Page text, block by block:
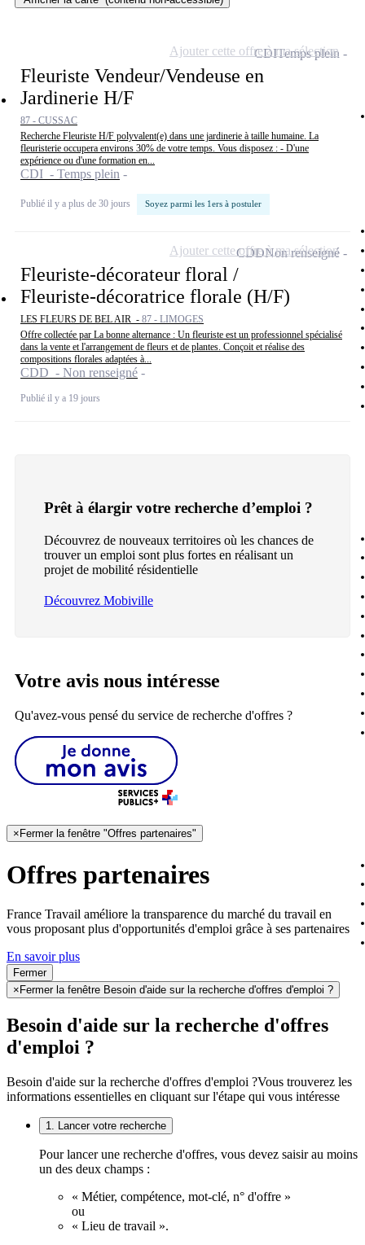
Fleuriste Vendeur/Vendeuse en
Jardinerie H/F
87 - CUSSAC
Recherche Fleuriste H/F polyvalent(e) dans une jardinerie à taille humaine. La
fleuristerie occupera environs 30% de votre temps. Vous disposez : - D'une
expérience ou d'une formation en...
CDI - Temps plein
Publié il y a plus de 30 jours Soyez parmi les 1ers à postuler
CDITemps plein
Ajouter cette offre à ma sélection
Fleuriste-décorateur floral /
Fleuriste-décoratrice florale (H/F)
LES FLEURS DE BEL AIR - 87 - LIMOGES
Offre collectée par La bonne alternance : Un fleuriste est un professionnel spécialisé
dans la vente et l'arrangement de fleurs et de plantes. Conçoit et réalise des
compositions florales adaptées à...
CDD - Non renseigné
Publié il y a 19 jours
CDDNon renseigné
Ajouter cette offre à ma sélection
Prêt à élargir votre recherche d’emploi ?
Découvrez de nouveaux territoires où les chances de
trouver un emploi sont plus fortes en réalisant un
projet de mobilité résidentielle
Découvrez Mobiville
Votre avis nous intéresse
Qu'avez-vous pensé du service de recherche d'offres ?
× Fermer la fenêtre "Offres partenaires"
Offres partenaires
France Travail améliore la transparence du marché du travail en
vous proposant plus d'opportunités d'emploi grâce à ses partenaires
En savoir plus
Fermer
× Fermer la fenêtre Besoin d'aide sur la recherche d'offres d'emploi ?
Besoin d'aide sur la recherche d'offres
d'emploi ?
Besoin d'aide sur la recherche d'offres d'emploi ?Vous trouverez les
informations essentielles en cliquant sur l'étape qui vous intéresse
1. Lancer votre recherche
Pour lancer une recherche d'offres, vous devez saisir au moins
un des deux champs :
« Métier, compétence, mot-clé, n° d'offre »
ou
« Lieu de travail ».